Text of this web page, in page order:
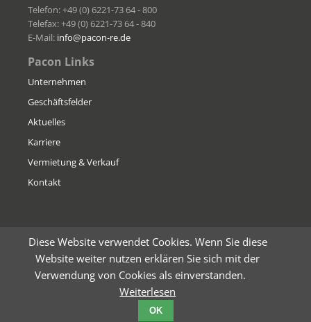
Telefon: +49 (0) 6221-73 64 - 800
Telefax: +49 (0) 6221-73 64 - 840
E-Mail: info@pacon-re.de
Pacon Links
Unternehmen
Geschäftsfelder
Aktuelles
Karriere
Vermietung & Verkauf
Kontakt
© 2026 Pacon - Alle Rechte vorbehalten
Datenschutz|Impressum
Diese Website verwendet Cookies. Wenn Sie diese
Website weiter nutzen erklären Sie sich mit der
Verwendung von Cookies als einverstanden.
Weiterlesen
OK